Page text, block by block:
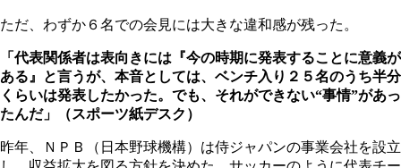
ただ、わずか６名での会見には大きな違和感が残った。
「代表関係者は表向きには『今の時期に発表することに意義が
ある』と言うが、本音としては、ベンチ入り２５名のうち半分
くらいは発表したかった。でも、それができない“事情”があっ
たんだ」（スポーツ紙デスク）
昨年、ＮＰＢ（日本野球機構）は侍ジャパンの事業会社を設立